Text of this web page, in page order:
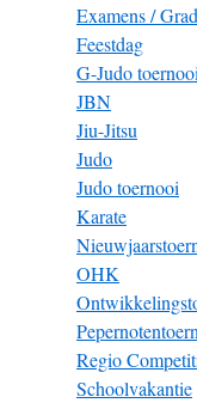
Examens /
Feestdag
G-Judo toernooi
JBN
Jiu-Jitsu
Judo
Judo toernooi
Karate
OHK
Regio
Schoolvakantie